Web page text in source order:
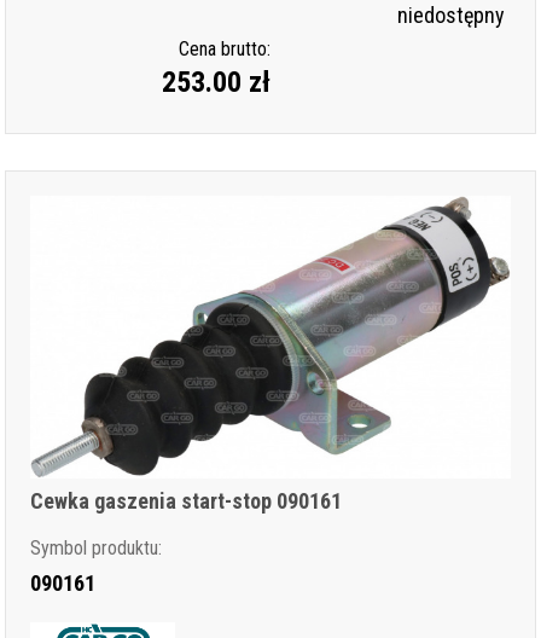
niedostępny
Cena brutto:
253.00 zł
Cewka gaszenia start-stop 090161
Symbol produktu:
090161